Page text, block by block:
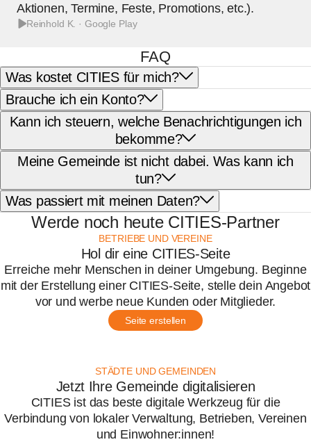
Aktionen, Termine, Feste, Promotions, etc.).
Reinhold K. · Google Play
FAQ
Was kostet CITIES für mich?
Brauche ich ein Konto?
Kann ich steuern, welche Benachrichtigungen ich
bekomme?
Meine Gemeinde ist nicht dabei. Was kann ich
tun?
Was passiert mit meinen Daten?
Werde noch heute CITIES-Partner
BETRIEBE UND VEREINE
Hol dir eine CITIES-Seite
Erreiche mehr Menschen in deiner Umgebung. Beginne
mit der Erstellung einer CITIES-Seite, stelle dein Angebot
vor und werbe neue Kunden oder Mitglieder.
Seite erstellen
STÄDTE UND GEMEINDEN
Jetzt Ihre Gemeinde digitalisieren
CITIES ist das beste digitale Werkzeug für die
Verbindung von lokaler Verwaltung, Betrieben, Vereinen
und Einwohner:innen!